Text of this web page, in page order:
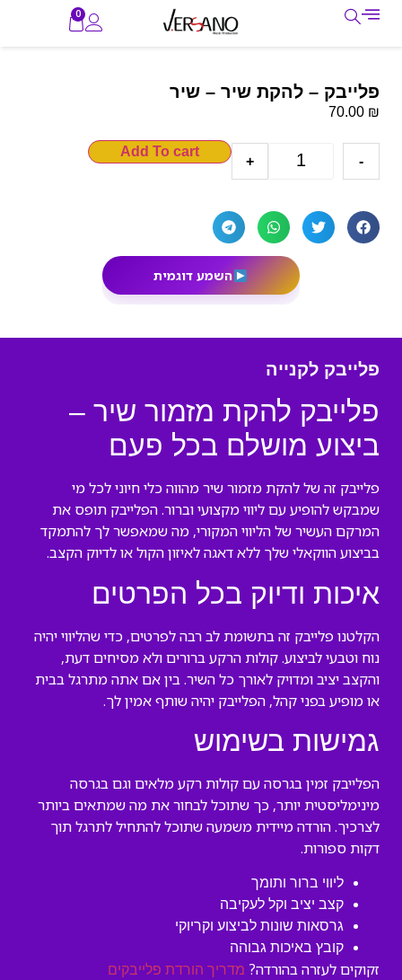
0
פלייבק – להקת שיר – שיר
70.00 ₪
-
+
Add To cart
השמע דוגמית
פלייבק לקנייה
פלייבק להקת מזמור שיר –
ביצוע מושלם בכל פעם
פלייבק זה של להקת מזמור שיר מהווה כלי חיוני לכל מי
שמבקש להופיע עם ליווי מקצועי וברור. הפלייבק תופס את
המרקם העשיר של הליווי המקורי, מה שמאפשר לך להתמקד
בביצוע הווקאלי שלך ללא דאגה לאיזון הקול או לדיוק הקצב.
איכות ודיוק בכל הפרטים
הקלטנו פלייבק זה בתשומת לב רבה לפרטים, כדי שהליווי יהיה
נוח וטבעי לביצוע. קולות הרקע ברורים ולא מסיחים דעת,
והקצב יציב ומדויק לאורך כל השיר. בין אם אתה מתרגל בבית
או מופיע בפני קהל, הפלייבק יהיה שותף אמין לך.
גמישות בשימוש
הפלייבק זמין בגרסה עם קולות רקע מלאים וגם בגרסה
מינימליסטית יותר, כך שתוכל לבחור את מה שמתאים ביותר
לצרכיך. הורדה מיידית משמעה שתוכל להתחיל לתרגל תוך
דקות ספורות.
ליווי ברור ותומך
קצב יציב וקל לעקיבה
גרסאות שונות לביצוע וקריוקי
קובץ באיכות גבוהה
זקוקים לעזרה בהורדה? מדריך הורדת פלייבקים